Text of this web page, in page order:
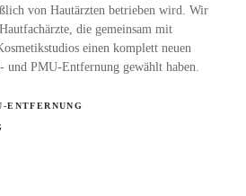
von Haut­ärzten betrieben wird. Wir
die gemeinsam mit
einen komplett neuen
und PMU-Entfernung gewählt haben.
ENTFERNUNG